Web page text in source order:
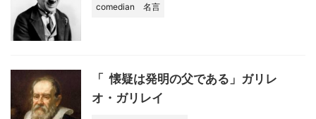
comedian 名言
「 懐疑は発明の父である」ガリレ
オ・ガリレイ